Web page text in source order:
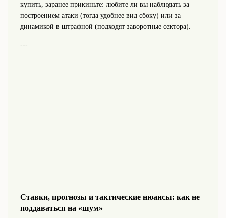
купить, заранее прикиньте: любите ли вы наблюдать за
построением атаки (тогда удобнее вид сбоку) или за
динамикой в штрафной (подходят заворотные сектора).
---
Ставки, прогнозы и тактические нюансы: как не
поддаваться на «шум»